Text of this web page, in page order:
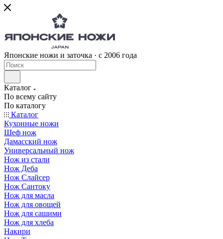
Японские ножи и заточка · с 2006 года
Каталог
По всему сайту
По каталогу
Каталог
Кухонные ножи
Шеф нож
Дамасский нож
Универсальный нож
Нож из стали
Нож Деба
Нож Слайсер
Нож Сантоку
Нож для масла
Нож для овощей
Нож для сашими
Нож для хлеба
Накири